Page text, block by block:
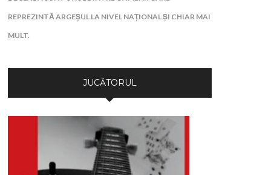
REPREZINTĂ ARGEȘUL LA NIVEL NAȚIONAL ȘI CHIAR MAI
MULT.
JUCĂTORUL